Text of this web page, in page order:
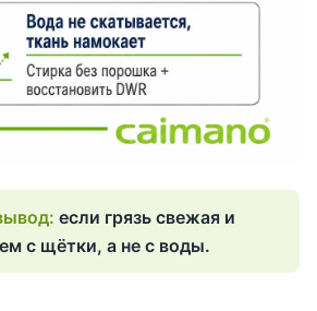
если грязь свежая и
с щётки, а не с воды.